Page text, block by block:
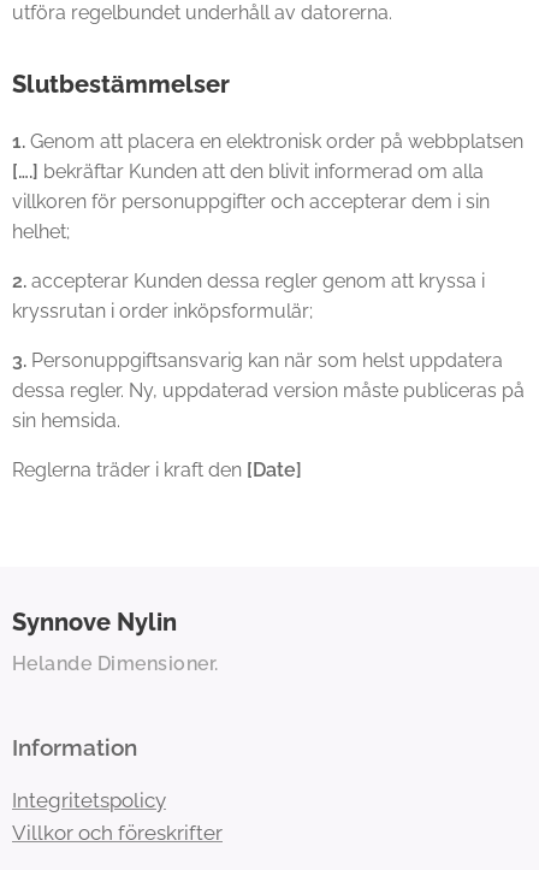
utföra regelbundet underhåll av datorerna.
Slutbestämmelser
1. Genom att placera en elektronisk order på webbplatsen
[….] bekräftar Kunden att den blivit informerad om alla
villkoren för personuppgifter och accepterar dem i sin
helhet;
2. accepterar Kunden dessa regler genom att kryssa i
kryssrutan i order inköpsformulär;
3. Personuppgiftsansvarig kan när som helst uppdatera
dessa regler. Ny, uppdaterad version måste publiceras på
sin hemsida.
Reglerna träder i kraft den [Date]
Synnove Nylin
Helande Dimensioner.
Information
Integritetspolicy
Villkor och föreskrifter